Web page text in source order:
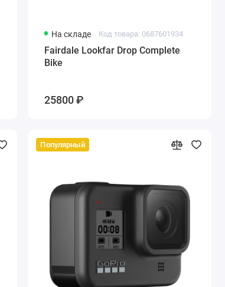
На складе Код товара: 0687601934
Fairdale Lookfar Drop Complete
Bike
25800 ₽
Популярный